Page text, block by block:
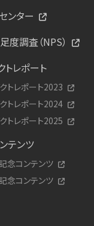
ンター
度調査（NPS）
トレポート
トレポート2023
トレポート2024
トレポート2025
テンツ
念コンテンツ
念コンテンツ